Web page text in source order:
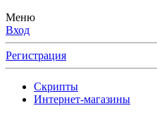
Меню
Вход
Регистрация
Скрипты
Интернет-магазины